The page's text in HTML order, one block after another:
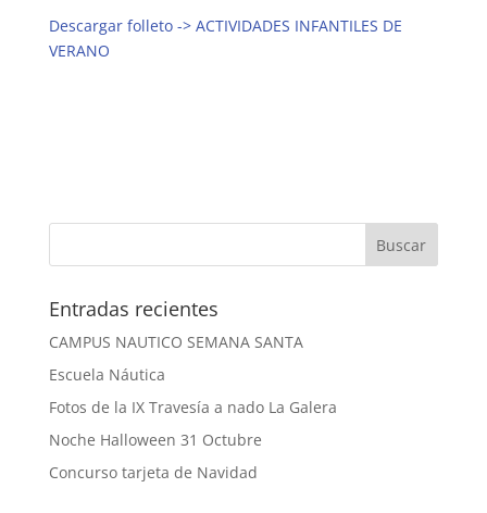
Descargar folleto -> ACTIVIDADES INFANTILES DE
VERANO
Entradas recientes
CAMPUS NAUTICO SEMANA SANTA
Escuela Náutica
Fotos de la IX Travesía a nado La Galera
Noche Halloween 31 Octubre
Concurso tarjeta de Navidad